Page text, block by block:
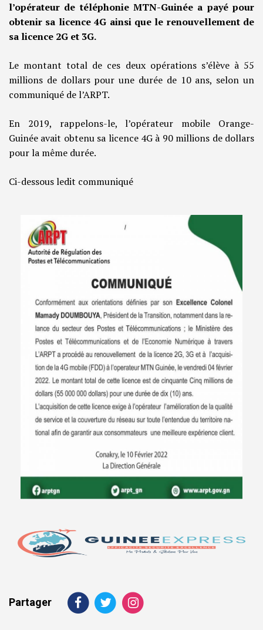
l’opérateur de téléphonie MTN-Guinée a payé pour
obtenir sa licence 4G ainsi que le renouvellement de
sa licence 2G et 3G.
Le montant total de ces deux opérations s’élève à 55
millions de dollars pour une durée de 10 ans, selon un
communiqué de l’ARPT.
En 2019, rappelons-le, l’opérateur mobile Orange-
Guinée avait obtenu sa licence 4G à 90 millions de dollars
pour la même durée.
Ci-dessous ledit communiqué
Partager